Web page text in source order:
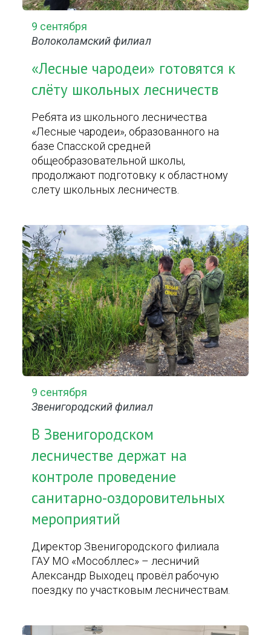
9 сентября
Волоколамский филиал
«Лесные чародеи» готовятся к
слёту школьных лесничеств
Ребята из школьного лесничества
«Лесные чародеи», образованного на
базе Спасской средней
общеобразовательной школы,
продолжают подготовку к областному
слету школьных лесничеств.
9 сентября
Звенигородский филиал
В Звенигородском
лесничестве держат на
контроле проведение
санитарно-оздоровительных
мероприятий
Директор Звенигородского филиала
ГАУ МО «Мособллес» – лесничий
Александр Выходец провёл рабочую
поездку по участковым лесничествам.